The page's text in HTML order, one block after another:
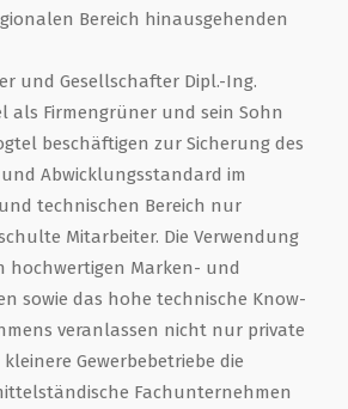
Bereich hinausgehenden
und Gesellschafter Dipl.-Ing.
als Firmengrüner und sein Sohn
beschäftigen zur Sicherung des
Abwicklungsstandard im
technischen Bereich nur
Mitarbeiter. Die Verwendung
hochwertigen Marken- und
sowie das hohe technische Know-
veranlassen nicht nur private
Gewerbebetriebe die
Fachunternehmen